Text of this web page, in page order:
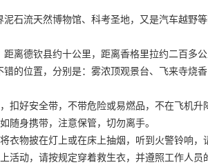
石流天然博物馆、科考圣地，又是汽车越野
离德钦县约十公里，距离香格里拉约二百多
的位置，分别是：雾浓顶观景台、飞来寺烧香
扣好安全带，不带危险或易燃品，不在飞机升
随身携带，注意保管，切勿离手。
衣物披在灯上或在床上抽烟，听到火警铃响，
活动，请按规定穿着救生衣，并遵照工作人员